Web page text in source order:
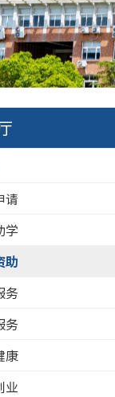
请
学
助
务
务
康
业